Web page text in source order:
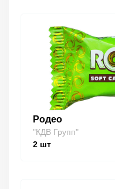
Родео
"КДВ Групп"
2 шт